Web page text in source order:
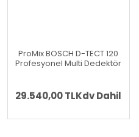
ProMix BOSCH D-TECT 120
Profesyonel Multi Dedektör
Raspalama Makinesi
(Kömürsüz)
29.540,00 TLKdv Dahil